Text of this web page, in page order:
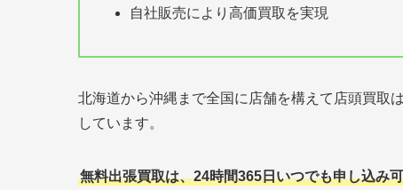
自社販売により高価買取を実現
北海道から沖縄まで全国に店舗を構えて店頭買取
しています。
無料出張買取は、24時間365日いつでも申し込み